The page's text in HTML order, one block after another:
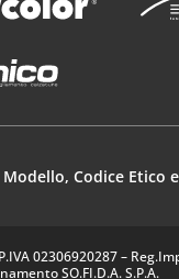
Modello, Codice Etico
02306920287 –
SO.FI.D.A. S.P.A.